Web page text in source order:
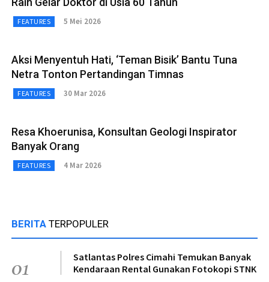
FEATURES 5 Mei 2026
Aksi Menyentuh Hati, ‘Teman Bisik’ Bantu Tuna
Netra Tonton Pertandingan Timnas
FEATURES 30 Mar 2026
Resa Khoerunisa, Konsultan Geologi Inspirator
Banyak Orang
FEATURES 4 Mar 2026
BERITA TERPOPULER
01
Satlantas Polres Cimahi Temukan Banyak
Kendaraan Rental Gunakan Fotokopi STNK